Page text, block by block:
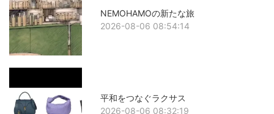
NEMOHAMOの新たな旅
2026-08-06 08:54:14
平和をつなぐラクサス
2026-08-06 08:32:19